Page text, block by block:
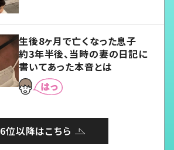
生後8ヶ月で亡くなった息子
約3年半後、当時の妻の日記に
書いてあった本音とは
6位以降はこちら